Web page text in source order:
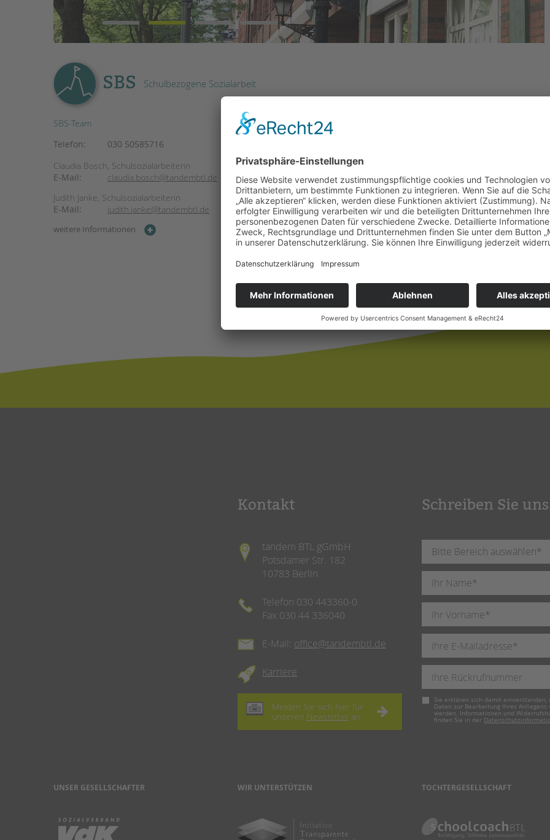
SBS Schulbezogene Sozialarbeit
SBS-Team
Telefon:
030 50585716
Claudia Bosch, Schulsozialarbeiterin
E-Mail:
claudia.bosch@tandembtl.de
Judith Janke, Schulsozialarbeiterin
E-Mail:
judith.janke@tandembtl.de
weitere Informationen
Kontakt
tandem BTL gGmbH
Potsdamer Str. 182
10783 Berlin
Telefon 030 443360-0
Fax 030 44 336040
E-Mail: office@tandembtl.de
Karriere
Melden Sie sich hier für
unseren Newsletter an.
Schreiben Sie
Pflichtfeld
Sie erklären sich damit einverstanden,
Daten zur Bearbeitung Ihres Anliegens
werden. Informationen und
finden Sie in der
UNSER GESELLSCHAFTER WIR UNTERSTÜTZEN TOCHTERGESELLSCHAFT